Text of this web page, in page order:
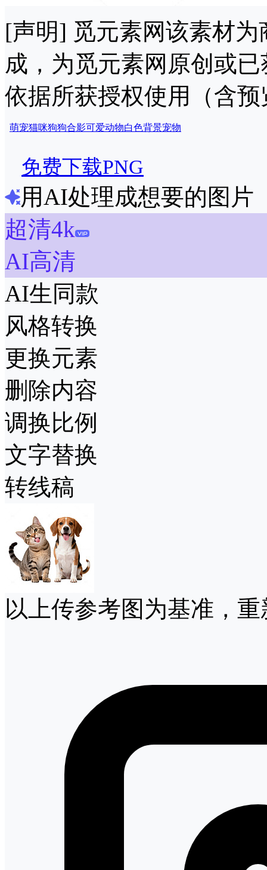
[声明] 觅元素网该素材
成，为觅元素网原创或
依据所获授权使用（含
萌宠猫咪狗狗合影可爱动物白色背景宠物
免费下载PNG
用AI处理成想要的图片
超清4k
AI高清
AI生同款
风格转换
更换元素
删除内容
调换比例
文字替换
转线稿
以上传参考图为基准，